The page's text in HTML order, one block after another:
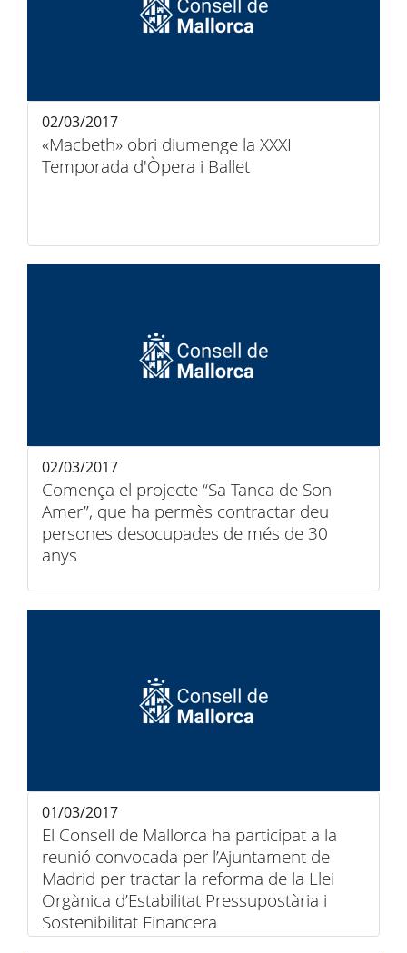
«Macbeth» obri diumenge la XXXI
Temporada d'Òpera i Ballet
02/03/2017
Comença el projecte “Sa Tanca de Son
Amer”, que ha permès contractar deu
persones desocupades de més de 30
anys
02/03/2017
El Consell de Mallorca ha participat a la
reunió convocada per l’Ajuntament de
Madrid per tractar la reforma de la Llei
Orgànica d’Estabilitat Pressupostària i
Sostenibilitat Financera
01/03/2017